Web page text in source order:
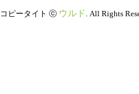
コピータイト ⓒ ウルド . All Rights